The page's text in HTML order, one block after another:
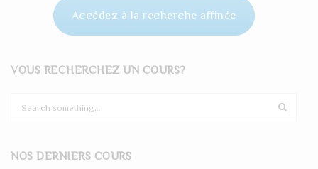
Accédez à la recherche affinée
VOUS RECHERCHEZ UN COURS?
c
NOS DERNIERS COURS